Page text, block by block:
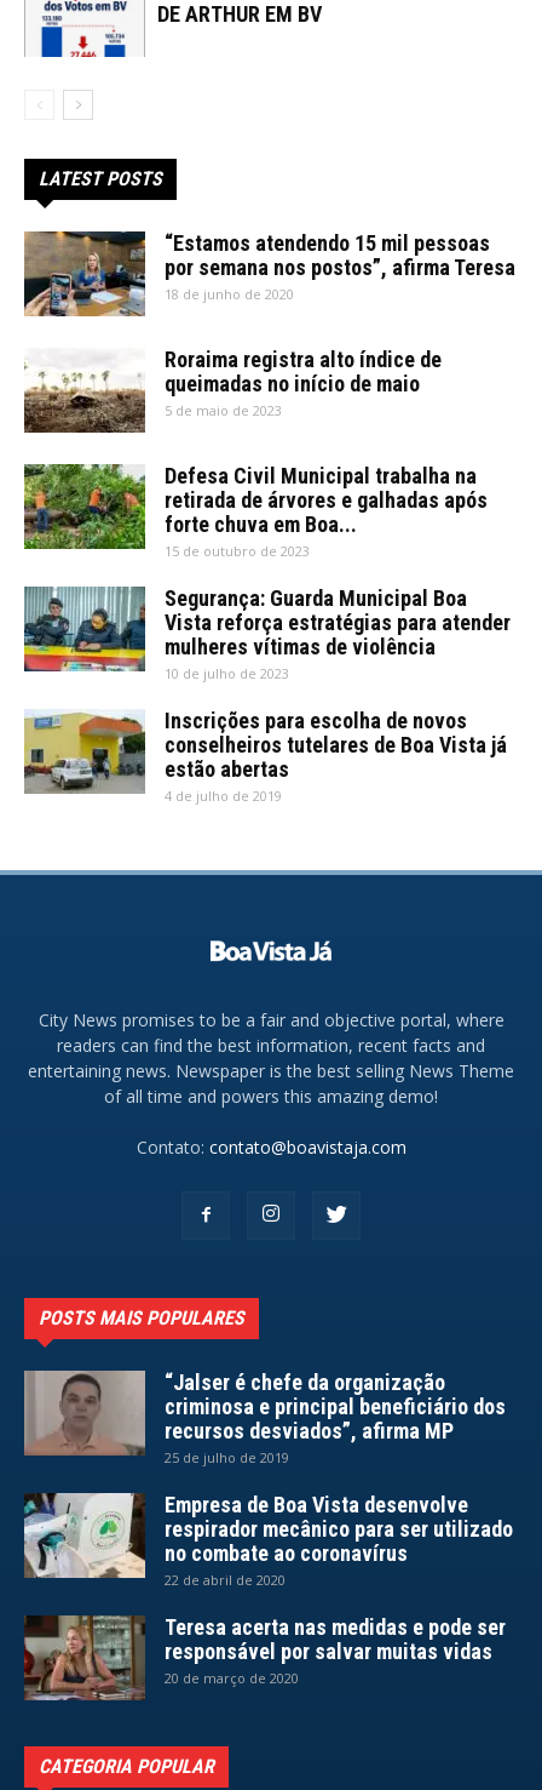
DE ARTHUR EM BV
LATEST POSTS
“Estamos atendendo 15 mil pessoas
por semana nos postos”, afirma Teresa
18 de junho de 2020
Roraima registra alto índice de
queimadas no início de maio
5 de maio de 2023
Defesa Civil Municipal trabalha na
retirada de árvores e galhadas após
forte chuva em Boa...
15 de outubro de 2023
Segurança: Guarda Municipal Boa
Vista reforça estratégias para atender
mulheres vítimas de violência
10 de julho de 2023
Inscrições para escolha de novos
conselheiros tutelares de Boa Vista já
estão abertas
4 de julho de 2019
City News promises to be a fair and objective portal, where
readers can find the best information, recent facts and
entertaining news. Newspaper is the best selling News Theme
of all time and powers this amazing demo!
Contato: contato@boavistaja.com
POSTS MAIS POPULARES
“Jalser é chefe da organização
criminosa e principal beneficiário dos
recursos desviados”, afirma MP
25 de julho de 2019
Empresa de Boa Vista desenvolve
respirador mecânico para ser utilizado
no combate ao coronavírus
22 de abril de 2020
Teresa acerta nas medidas e pode ser
responsável por salvar muitas vidas
20 de março de 2020
CATEGORIA POPULAR